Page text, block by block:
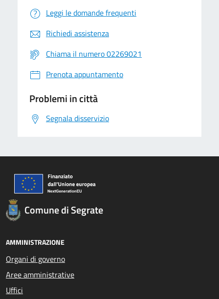
Leggi le domande frequenti
Richiedi assistenza
Chiama il numero 02269021
Prenota appuntamento
Problemi in città
Segnala disservizio
Comune di Segrate
AMMINISTRAZIONE
Organi di governo
Aree amministrative
Uffici